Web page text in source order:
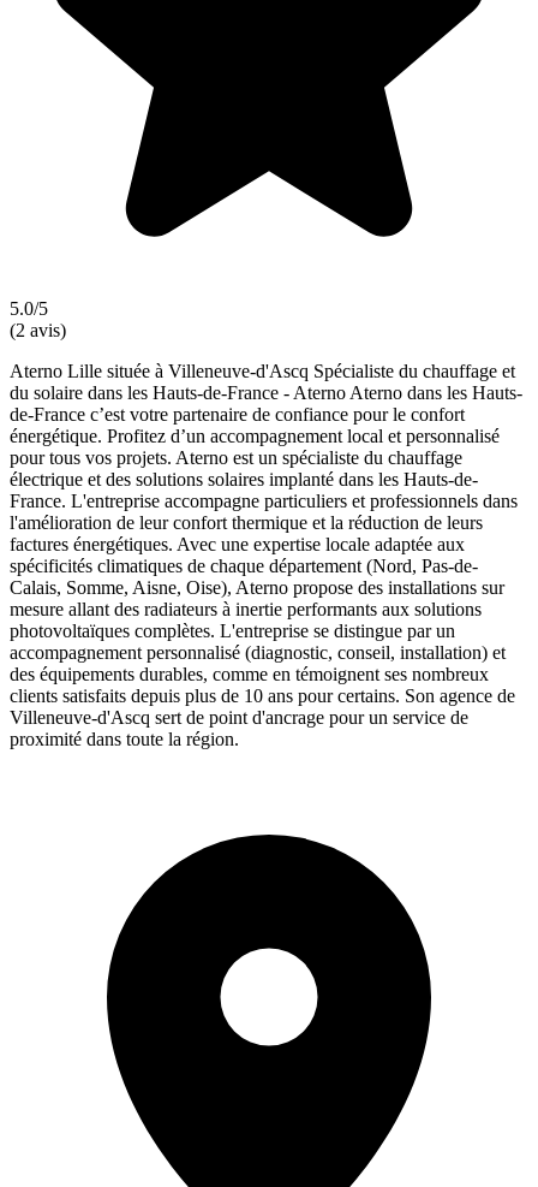
5.0/5
(2 avis)
Aterno Lille située à Villeneuve-d'Ascq Spécialiste du chauffage et
du solaire dans les Hauts-de-France - Aterno Aterno dans les Hauts-
de-France c’est votre partenaire de confiance pour le confort
énergétique. Profitez d’un accompagnement local et personnalisé
pour tous vos projets. Aterno est un spécialiste du chauffage
électrique et des solutions solaires implanté dans les Hauts-de-
France. L'entreprise accompagne particuliers et professionnels dans
l'amélioration de leur confort thermique et la réduction de leurs
factures énergétiques. Avec une expertise locale adaptée aux
spécificités climatiques de chaque département (Nord, Pas-de-
Calais, Somme, Aisne, Oise), Aterno propose des installations sur
mesure allant des radiateurs à inertie performants aux solutions
photovoltaïques complètes. L'entreprise se distingue par un
accompagnement personnalisé (diagnostic, conseil, installation) et
des équipements durables, comme en témoignent ses nombreux
clients satisfaits depuis plus de 10 ans pour certains. Son agence de
Villeneuve-d'Ascq sert de point d'ancrage pour un service de
proximité dans toute la région.